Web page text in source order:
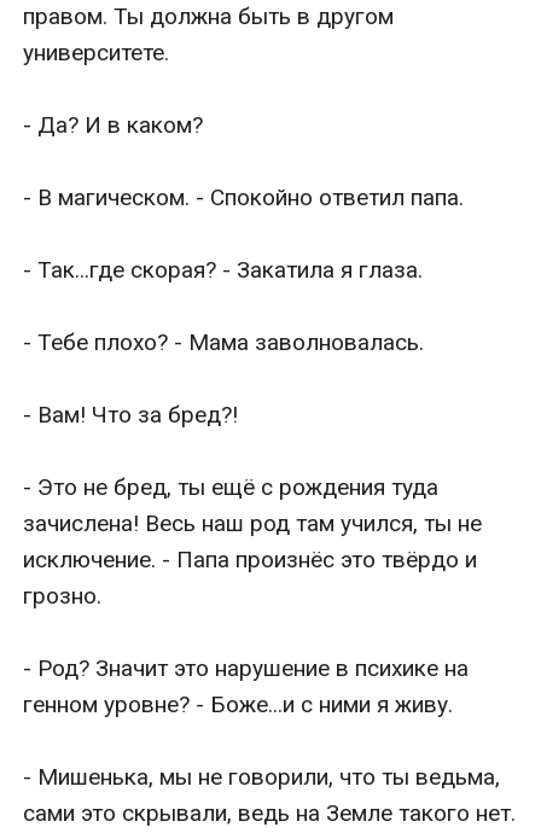
правом. Ты должна быть в другом
университете.
- Да? И в каком?
- В магическом. - Спокойно ответил папа.
- Так...где скорая? - Закатила я глаза.
- Тебе плохо? - Мама заволновалась.
- Вам! Что за бред?!
- Это не бред, ты ещё с рождения туда
зачислена! Весь наш род там учился, ты не
исключение. - Папа произнёс это твёрдо и
грозно.
- Род? Значит это нарушение в психике на
генном уровне? - Боже...и с ними я живу.
- Мишенька, мы не говорили, что ты ведьма,
сами это скрывали, ведь на Земле такого нет.